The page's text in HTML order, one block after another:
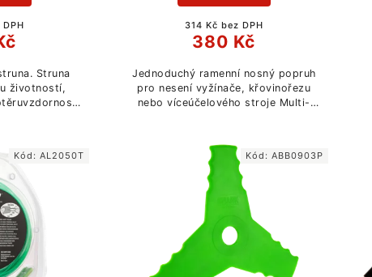
Struna
životností,
314 Kč bez DPH
380 Kč
Jednoduchý ramenní nosný popruh
pro nesení vyžínače, křovinořezu
nebo víceúčelového stroje Multi-
polstrován pro...
Kód:AL2050T Kód:ABB0903P